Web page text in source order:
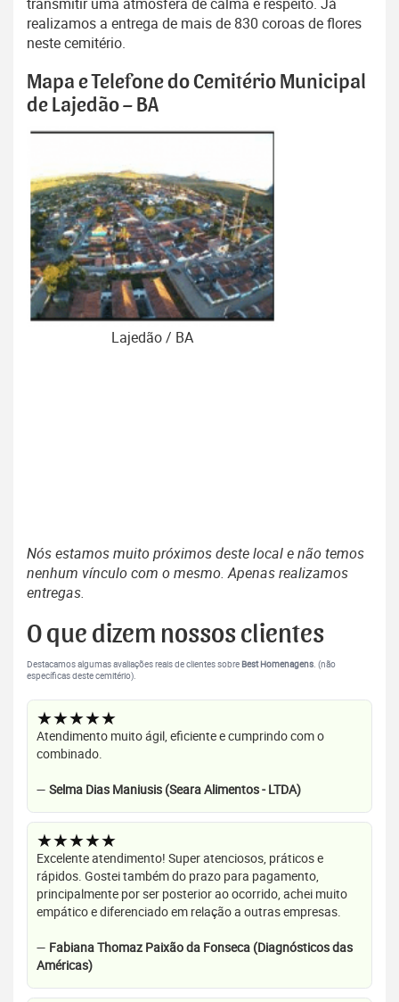
realizamos a entrega de mais de 830 coroas de flores
neste cemitério.
Mapa e Telefone do Cemitério Municipal
de Lajedão – BA
Lajedão / BA
Nós estamos muito próximos deste local e não temos
nenhum vínculo com o mesmo. Apenas realizamos
entregas.
O que dizem nossos clientes
Destacamos algumas avaliações reais de clientes sobreBest Homenagens. (não
específicas deste cemitério).
★★★★★
Atendimento muito ágil, eficiente e cumprindo com o
combinado.
— Selma Dias Maniusis (Seara Alimentos - LTDA)
★★★★★
Excelente atendimento! Super atenciosos, práticos e
rápidos. Gostei também do prazo para pagamento,
principalmente por ser posterior ao ocorrido, achei muito
empático e diferenciado em relação a outras empresas.
— Fabiana Thomaz Paixão da Fonseca (Diagnósticos das
Américas)